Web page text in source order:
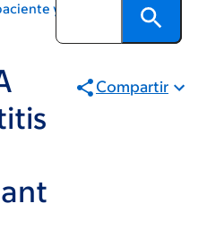
y la comunidad
Compartir